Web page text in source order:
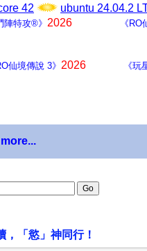
42 ubuntu 24.04.2
陣特攻®》 2026 《RO
仙境傳說 3》 2026 《玩
，「慾」神同行！